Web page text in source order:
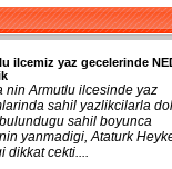
ilcemiz yaz gecelerinde
nin Armutlu ilcesinde yaz
sahil yazlikcilarla
sahil boyunca
yanmadigi, Ataturk
dikkat cekti....